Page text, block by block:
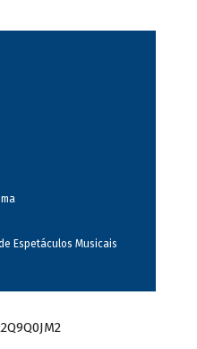
Espetáculos Musicais